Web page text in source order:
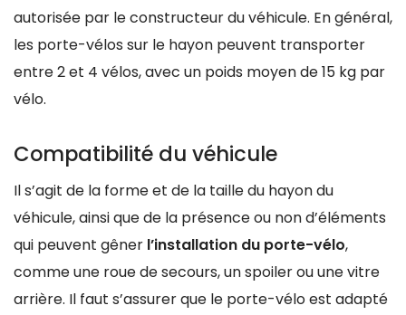
autorisée par le constructeur du véhicule. En général,
les porte-vélos sur le hayon peuvent transporter
entre 2 et 4 vélos, avec un poids moyen de 15 kg par
vélo.
Compatibilité du véhicule
Il s’agit de la forme et de la taille du hayon du
véhicule, ainsi que de la présence ou non d’éléments
qui peuvent gêner l’installation du porte-vélo,
comme une roue de secours, un spoiler ou une vitre
arrière. Il faut s’assurer que le porte-vélo est adapté